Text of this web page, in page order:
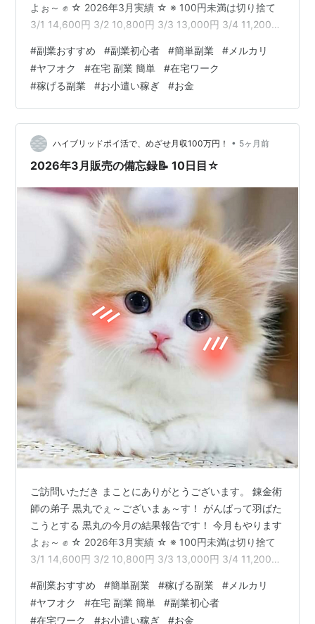
よぉ～ ✊ ☆ 2026年3月実績 ☆ ※ 100円未満は切り捨て
3/1 14,600円 3/2 10,800円 3/3 13,000円 3/4 11,200円
3/9 13,200円 3/10 11,500円 3/11 7,600円 3月利益合計
140,200円 今月も Ｒ領域目指してがんばります！ みなさ
ん！ 応援して下さ～い 👏 最…
#副業おすすめ #副業初心者 #簡単副業 # メルカリ
#ヤフオク #在宅 副業 簡単 #在宅ワーク
#稼げる副業 #お小遣い稼ぎ #お金
ハイブリッドポイ活で、めざせ月収100万円！ • 5ヶ月前
2026年3月販売の備忘録📝 10日目☆
ご訪問いただき まことにありがとうございます。 錬金術
師の弟子 黒丸でぇ～ございまぁ～す！ がんばって羽ばた
こうとする 黒丸の今月の結果報告です！ 今月もやります
よぉ～ ✊ ☆ 2026年3月実績 ☆ ※ 100円未満は切り捨て
3/1 14,600円 3/2 10,800円 3/3 13,000円 3/4 11,200円
3/9 13,200円 3/10 11,500円 3月利益合計 132,600円 今
月も Ｒ領域目指してがんばります！ みなさん！ 応援し
#副業おすすめ #簡単副業 #稼げる副業 # メルカリ
#ヤフオク #在宅 副業 簡単 #副業初心者
#在宅ワーク #お小遣い稼ぎ #お金